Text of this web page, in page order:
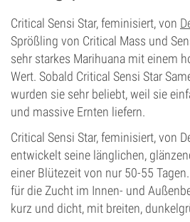
Critical Sensi Star, feminisiert, von
Sprößling von Critical Mass und
sehr starkes Marihuana mit einem
Wert. Sobald Critical Sensi Star
wurden sie sehr beliebt, weil sie
und massive Ernten liefern.
Critical Sensi Star, feminisiert, von
entwickelt seine länglichen,
einer Blütezeit von nur 50-55
für die Zucht im Innen- und
kurz und dicht, mit breiten,